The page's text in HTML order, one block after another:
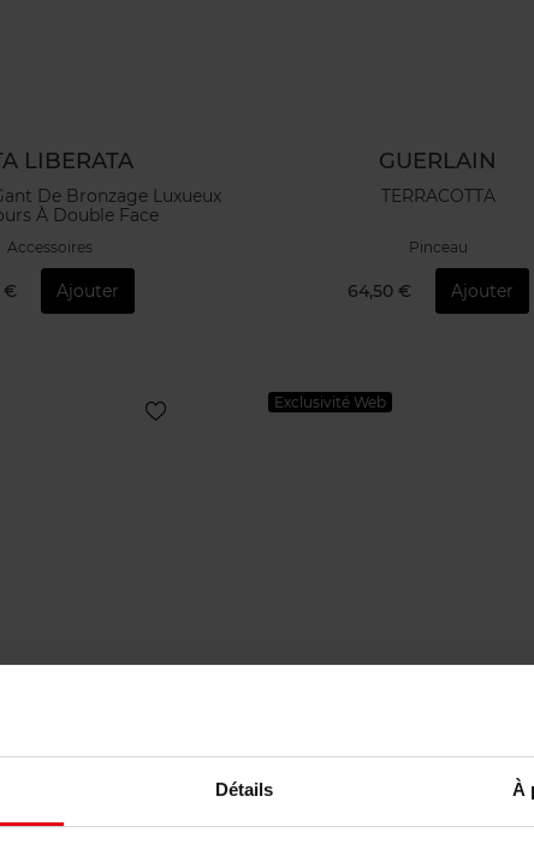
Détails À
LIBERATA
De Bronzage Luxueux
À Double Face
Accessoires
€ Ajouter
GUERLAIN
TERRACOTTA
Pinceau
64,50 € Ajouter
APRIL
Visage en Jade
Exclusivité Web
Blender Defender